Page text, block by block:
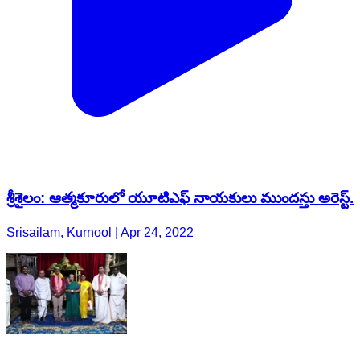
శ్రీశైలం: ఆత్మకూరులో యూటిఎఫ్ నాయకులు ముందస్తు అరెస్ట్.
Srisailam, Kurnool | Apr 24, 2022